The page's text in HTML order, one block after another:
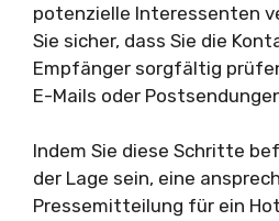
potenzielle Interessenten
Sie sicher, dass Sie die
Empfänger sorgfältig
E-Mails oder
Indem Sie diese Schritte
der Lage sein, eine
Pressemitteilung für ein